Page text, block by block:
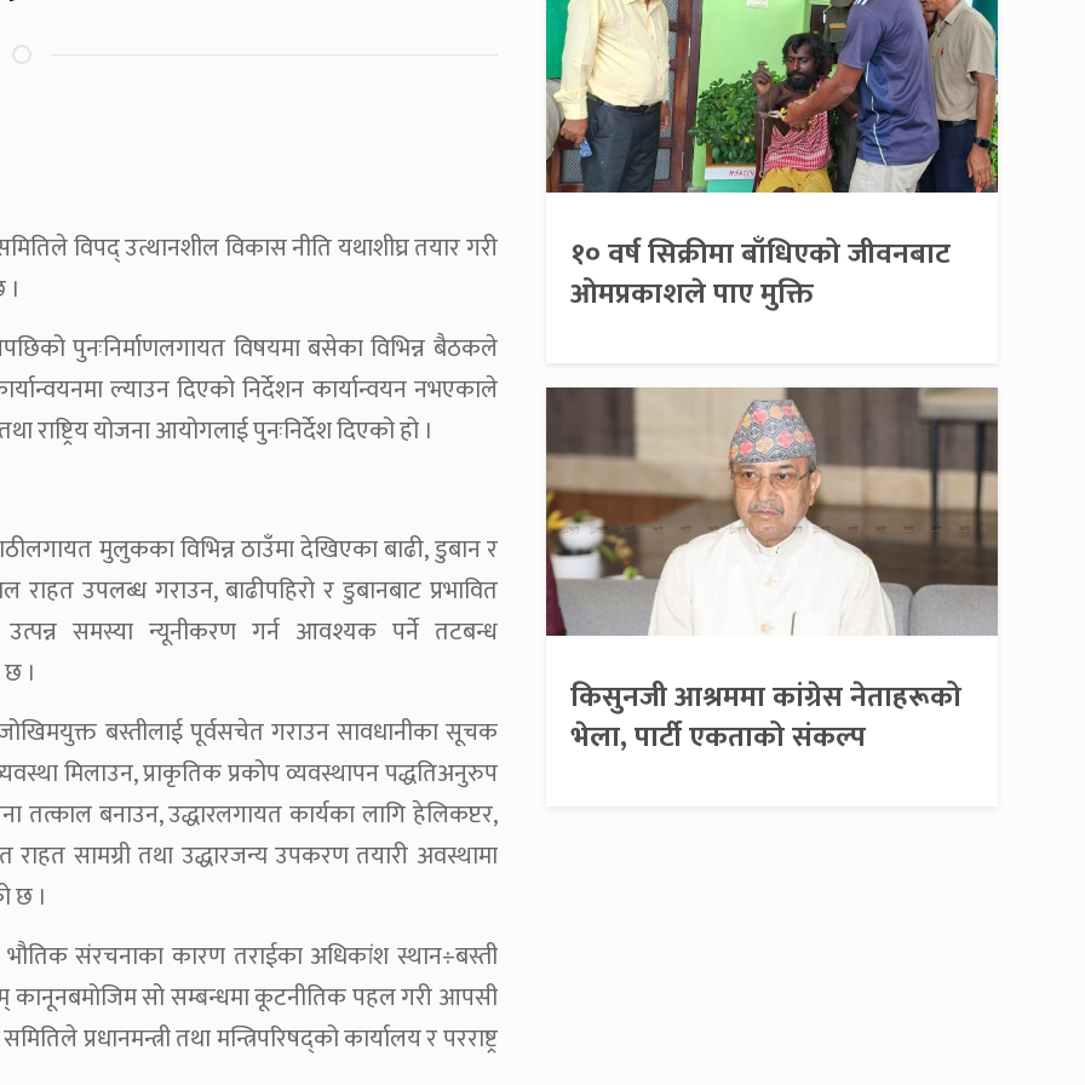
विपद् उत्थानशील विकास नीति यथाशीघ्र तयार गरी
पुनःनिर्माणलगायत विषयमा बसेका विभिन्न बैठकले
ल्याउन दिएको निर्देशन कार्यान्वयन नभएकाले
राष्ट्रिय योजना आयोगलाई पुनःनिर्देश दिएको हो ।
मुलुकका विभिन्न ठाउँमा देखिएका बाढी, डुबान र
राहत उपलब्ध गराउन, बाढीपहिरो र डुबानबाट प्रभावित
उत्पन्न समस्या न्यूनीकरण गर्न आवश्यक पर्ने तटबन्ध
।
बस्तीलाई पूर्वसचेत गराउन सावधानीका सूचक
मिलाउन, प्राकृतिक प्रकोप व्यवस्थापन पद्धतिअनुरुप
तत्काल बनाउन, उद्धारलगायत कार्यका लागि हेलिकप्टर,
राहत सामग्री तथा उद्धारजन्य उपकरण तयारी अवस्थामा
छ ।
संरचनाका कारण तराईका अधिकांश स्थान÷बस्ती
कानूनबमोजिम सो सम्बन्धमा कूटनीतिक पहल गरी आपसी
प्रधानमन्त्री तथा मन्त्रिपरिषद्को कार्यालय र परराष्ट्र
१० वर्ष सिक्रीमा बाँधिएको जीवनबाट
ओमप्रकाशले पाए मुक्ति
किसुनजी आश्रममा कांग्रेस नेताहरूको
भेला, पार्टी एकताको संकल्प